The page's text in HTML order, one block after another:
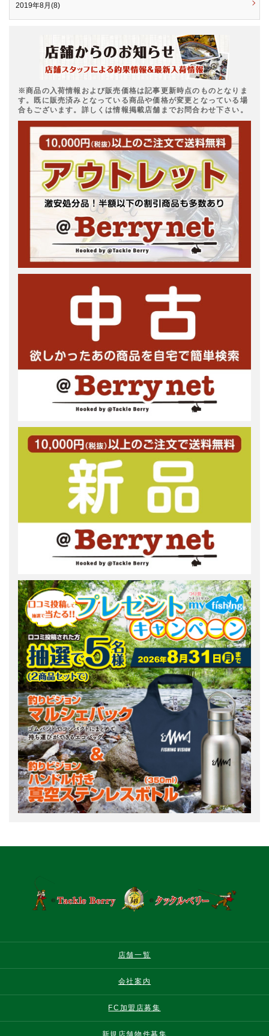
2019年8月(8)
※商品の入荷情報および販売価格は記事更新時点のものとなりま
す。既に販売済みとなっている商品や価格が変更となっている場
合もございます。詳しくは情報掲載店舗までお問合わせ下さい。
店舗一覧
会社案内
FC加盟店募集
新規店舗物件募集